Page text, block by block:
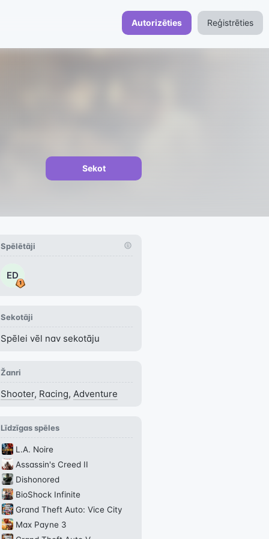
Autorizēties Reģistrēties
Sekot
Spēlētāji
ED
Sekotāji
Spēlei vēl nav sekotāju
Žanri
Shooter, Racing, Adventure
Līdzīgas spēles
L.A. Noire
Assassin's Creed II
Dishonored
BioShock Infinite
Grand Theft Auto: Vice City
Max Payne 3